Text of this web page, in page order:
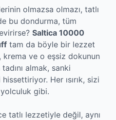
olmazsa olmazı, tatlı
bu dondurma, tüm
Saltica 10000
tam da böyle bir lezzet
ve o eşsiz dokunun
almak, sanki
Her ısırık, sizi
gibi.
tatlı lezzetiyle değil, aynı